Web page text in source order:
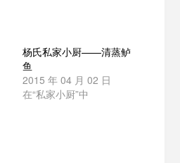
杨氏私家小厨——清蒸鲈
鱼
2015 年 04 月 02 日
在“私家小厨”中